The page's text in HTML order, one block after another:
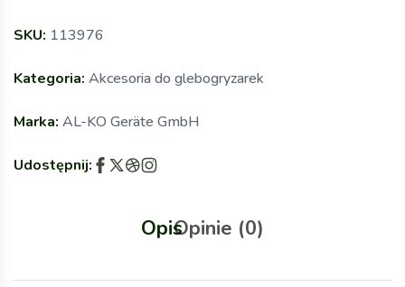
SKU: 113976
Kategoria: Akcesoria do glebogryzarek
Marka: AL-KO Geräte GmbH
Udostępnij:
OpisOpinie (0)